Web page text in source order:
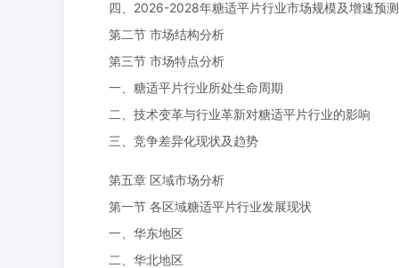
四、2026-2028年糖适平片行业市场规模及增速预测
第二节 市场结构分析
第三节 市场特点分析
一、糖适平片行业所处生命周期
二、技术变革与行业革新对糖适平片行业的影响
三、竞争差异化现状及趋势
第五章 区域市场分析
第一节 各区域糖适平片行业发展现状
一、华东地区
二、华北地区